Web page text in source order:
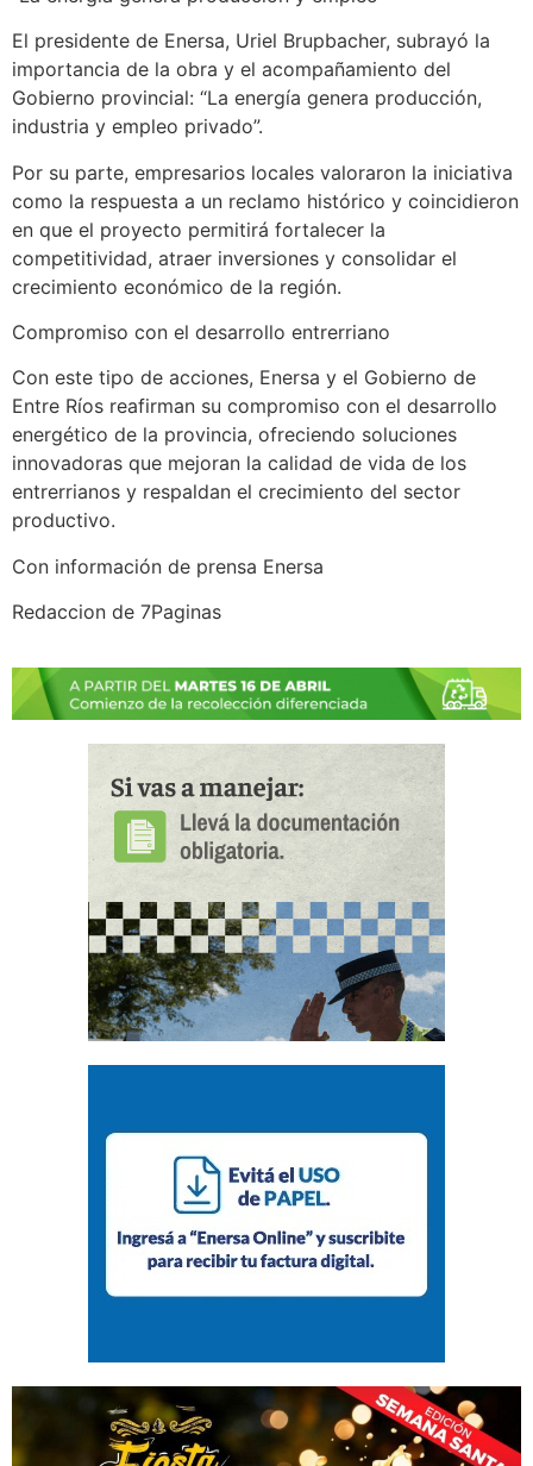
El presidente de Enersa, Uriel Brupbacher, subrayó la
importancia de la obra y el acompañamiento del
Gobierno provincial: “La energía genera producción,
industria y empleo privado”.
Por su parte, empresarios locales valoraron la iniciativa
como la respuesta a un reclamo histórico y coincidieron
en que el proyecto permitirá fortalecer la
competitividad, atraer inversiones y consolidar el
crecimiento económico de la región.
Compromiso con el desarrollo entrerriano
Con este tipo de acciones, Enersa y el Gobierno de
Entre Ríos reafirman su compromiso con el desarrollo
energético de la provincia, ofreciendo soluciones
innovadoras que mejoran la calidad de vida de los
entrerrianos y respaldan el crecimiento del sector
productivo.
Con información de prensa Enersa
Redaccion de 7Paginas